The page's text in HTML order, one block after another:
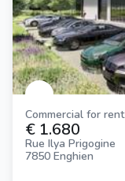
Commercial for rent
€ 1.680
Rue Ilya Prigogine
7850 Enghien